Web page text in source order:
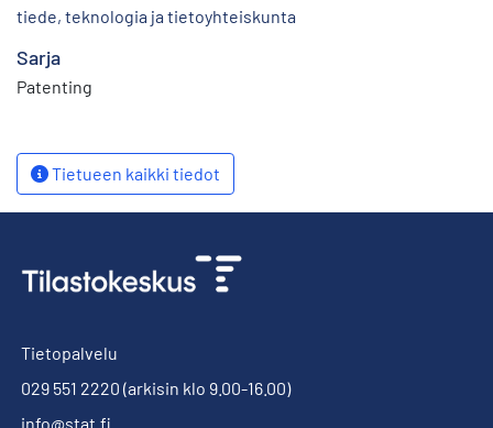
tiede, teknologia ja tietoyhteiskunta
Sarja
Patenting
Tietueen kaikki tiedot
Tietopalvelu
029 551 2220 (arkisin klo 9.00-16.00)
info@stat.fi